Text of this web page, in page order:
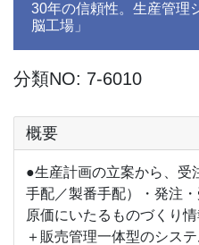
30年の信頼性。生産管理
脳工場」
分類NO: 7-6010
概要
●生産計画の立案から、受
手配／製番手配）・発注
原価にいたるものづくり
＋販売管理一体型のシステ